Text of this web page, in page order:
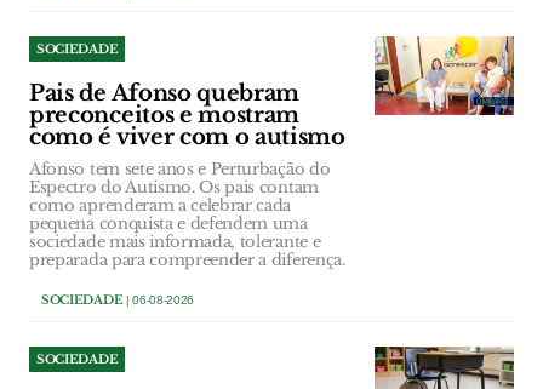
SOCIEDADE
Pais de Afonso quebram
preconceitos e mostram
como é viver com o autismo
Afonso tem sete anos e Perturbação do
Espectro do Autismo. Os pais contam
como aprenderam a celebrar cada
pequena conquista e defendem uma
sociedade mais informada, tolerante e
preparada para compreender a diferença.
SOCIEDADE| 06-08-2026
SOCIEDADE